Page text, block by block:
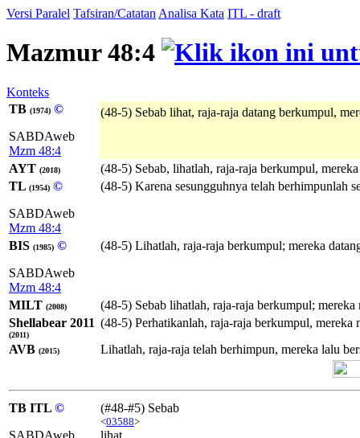
Versi Paralel Tafsiran/Catatan Analisa Kata ITL - draft
Mazmur 48:4
Konteks
TB (1974) ©
SABDAweb
Mzm 48:4
(48-5) Sebab lihat, raja-raja datang berkumpul,
AYT (2018)
(48-5) Sebab, lihatlah, raja-raja berkumpul,
TL (1954) ©
SABDAweb
Mzm 48:4
(48-5) Karena sesungguhnya telah berhimpunlah
BIS (1985) ©
SABDAweb
Mzm 48:4
(48-5) Lihatlah, raja-raja berkumpul; mereka
MILT (2008)
(48-5) Sebab lihatlah, raja-raja berkumpul; mereka
Shellabear 2011
(2011)
(48-5) Perhatikanlah, raja-raja berkumpul, mereka
AVB (2015) Lihatlah, raja-raja telah berhimpun, mereka lalu
TB ITL ©
SABDAweb
(#48-#5) Sebab
<03588>
lihat